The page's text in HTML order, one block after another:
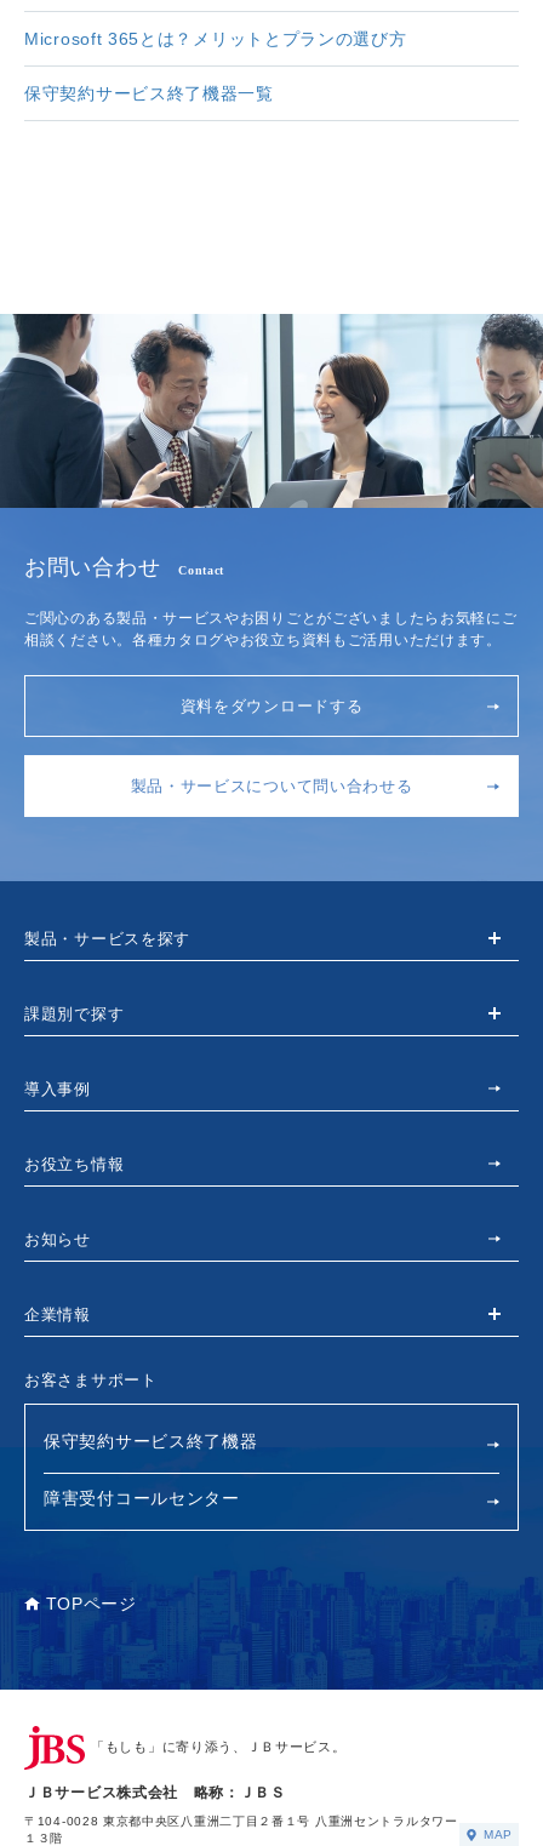
Microsoft 365とは？メリットとプランの選び方
保守契約サービス終了機器一覧
お問い合わせ Contact
ご関心のある製品・サービスやお困りごとがございましたらお気軽にご
相談ください。各種カタログやお役立ち資料もご活用いただけます。
資料をダウンロードする
製品・サービスについて問い合わせる
製品・サービスを探す
課題別で探す
導入事例
お役立ち情報
お知らせ
企業情報
お客さまサポート
保守契約サービス終了機器
障害受付コールセンター
TOPページ
「もしも」に寄り添う、ＪＢサービス。
ＪＢサービス株式会社 略称：ＪＢＳ
〒104-0028 東京都中央区八重洲二丁目２番１号 八重洲セントラルタワー
１３階
MAP